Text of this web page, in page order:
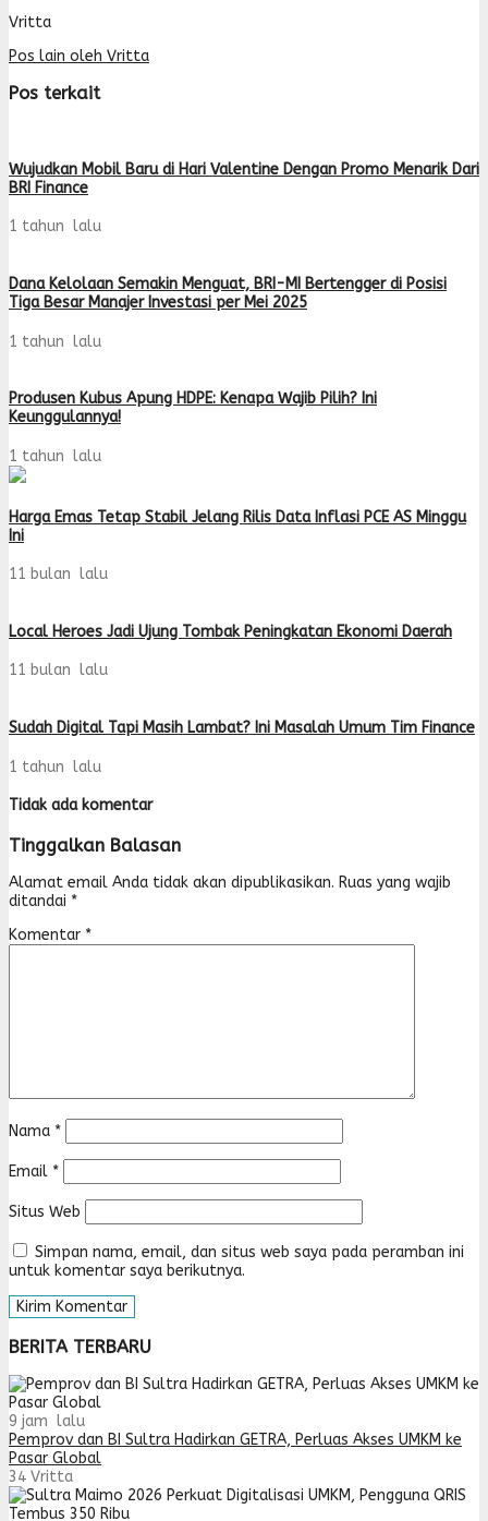
Vritta
Pos lain oleh Vritta
Pos terkait
Wujudkan Mobil Baru di Hari Valentine Dengan Promo Menarik Dari
BRI Finance
1 tahun lalu
Dana Kelolaan Semakin Menguat, BRI-MI Bertengger di Posisi
Tiga Besar Manajer Investasi per Mei 2025
1 tahun lalu
Produsen Kubus Apung HDPE: Kenapa Wajib Pilih? Ini
Keunggulannya!
1 tahun lalu
Harga Emas Tetap Stabil Jelang Rilis Data Inflasi PCE AS Minggu
Ini
11 bulan lalu
Local Heroes Jadi Ujung Tombak Peningkatan Ekonomi Daerah
11 bulan lalu
Sudah Digital Tapi Masih Lambat? Ini Masalah Umum Tim Finance
1 tahun lalu
Tidak ada komentar
Tinggalkan Balasan
Alamat email Anda tidak akan dipublikasikan. Ruas yang wajib
ditandai *
Komentar *
Nama *
Email *
Situs Web
Simpan nama, email, dan situs web saya pada peramban ini
untuk komentar saya berikutnya.
BERITA TERBARU
9 jam lalu
Pemprov dan BI Sultra Hadirkan GETRA, Perluas Akses UMKM ke
Pasar Global
34 Vritta